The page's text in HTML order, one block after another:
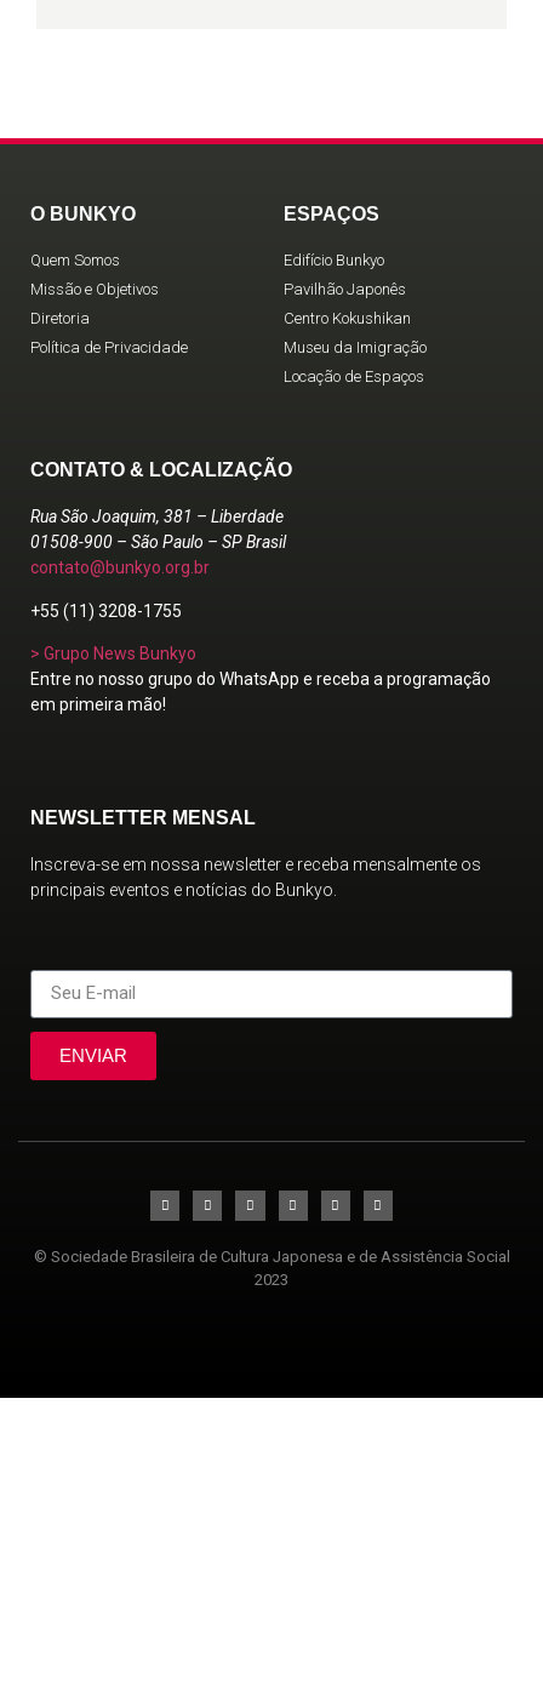
O BUNKYO
Quem Somos
Missão e Objetivos
Diretoria
Política de Privacidade
ESPAÇOS
Edifício Bunkyo
Pavilhão Japonês
Centro Kokushikan
Museu da Imigração
Locação de Espaços
CONTATO & LOCALIZAÇÃO
Rua São Joaquim, 381 – Liberdade
01508-900 – São Paulo – SP Brasil
contato@bunkyo.org.br
+55 (11) 3208-1755
> Grupo News Bunkyo
Entre no nosso grupo do WhatsApp e receba a programação
em primeira mão!
NEWSLETTER MENSAL
Inscreva-se em nossa newsletter e receba mensalmente os
principais eventos e notícias do Bunkyo.
ENVIAR
© Sociedade Brasileira de Cultura Japonesa e de Assistência Social
2023